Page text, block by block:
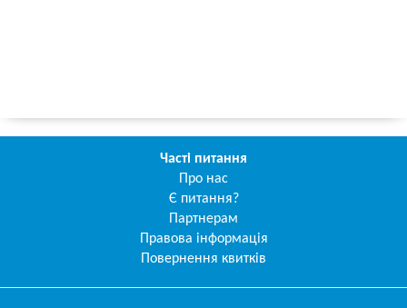
Часті питання
Про нас
Є питання?
Партнерам
Правова інформація
Повернення квитків